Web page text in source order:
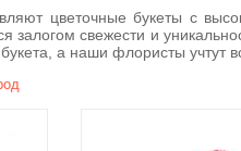
цветочные букеты с
залогом свежести и
а наши флористы учтут